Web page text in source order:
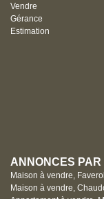
Vendre
Gérance
Estimation
ANNONCES PAR
Maison à vendre,
Maison à vendre,